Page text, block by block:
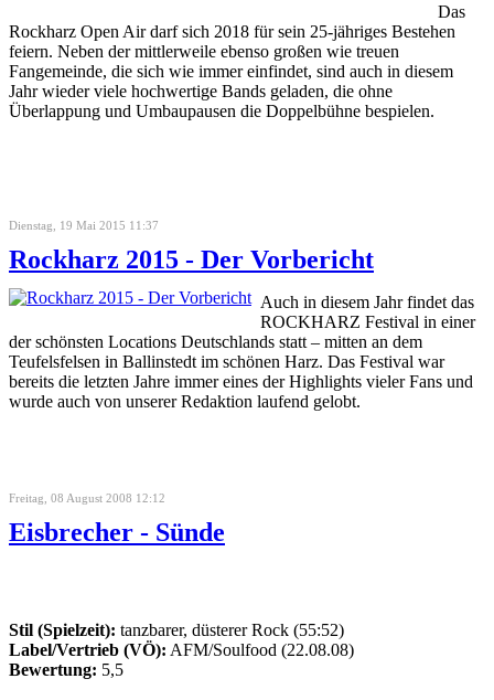
Das
Rockharz Open Air darf sich 2018 für sein 25-jähriges Bestehen
feiern. Neben der mittlerweile ebenso großen wie treuen
Fangemeinde, die sich wie immer einfindet, sind auch in diesem
Jahr wieder viele hochwertige Bands geladen, die ohne
Überlappung und Umbaupausen die Doppelbühne bespielen.
Dienstag, 19 Mai 2015 11:37
Rockharz 2015 - Der Vorbericht
Auch in diesem Jahr findet das
ROCKHARZ Festival in einer
der schönsten Locations Deutschlands statt – mitten an dem
Teufelsfelsen in Ballinstedt im schönen Harz. Das Festival war
bereits die letzten Jahre immer eines der Highlights vieler Fans und
wurde auch von unserer Redaktion laufend gelobt.
Freitag, 08 August 2008 12:12
Eisbrecher - Sünde
Stil (Spielzeit): tanzbarer, düsterer Rock (55:52)
Label/Vertrieb (VÖ): AFM/Soulfood (22.08.08)
Bewertung: 5,5